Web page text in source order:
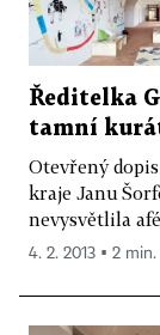
Ředitelka
tamní
Otevřený
kraje Janu
nevysvětlila
4. 2. 2013 ▪ 2